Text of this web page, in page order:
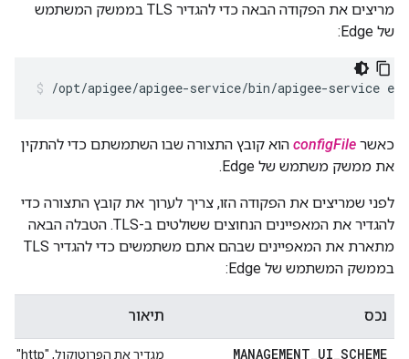
מריצים את הפקודה הבאה כדי להגדיר TLS בממשק המשתמש
של Edge:
/opt/apigee/apigee-service/bin/apigee-service
כאשר configFile הוא קובץ התצורה שבו השתמשתם כדי להתקין
את ממשק משתמש של Edge.
לפני שמריצים את הפקודה הזו, צריך לערוך את קובץ התצורה כדי
להגדיר את המאפיינים הנחוצים ששולטים ב-TLS. הטבלה הבאה
מתארת את המאפיינים שבהם אתם משתמשים כדי להגדיר TLS
בממשק המשתמש של Edge:
נכס תיאור
MANAGEMENT_UI_SCHEME מגדיר את הפרוטוקול, "http" או 'https', שמשמשים לגישה לממשק המשתמש של Edge. ערך ברירת המחדל הוא 'http'. הגדרת הכתובת ל-"https" כדי להפעיל TLS: